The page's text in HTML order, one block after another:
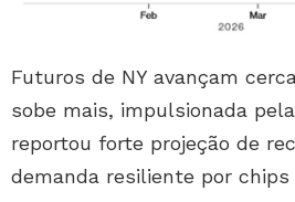
Futuros de NY avançam
sobe mais, impulsionada pela
reportou forte projeção de
demanda resiliente por chips